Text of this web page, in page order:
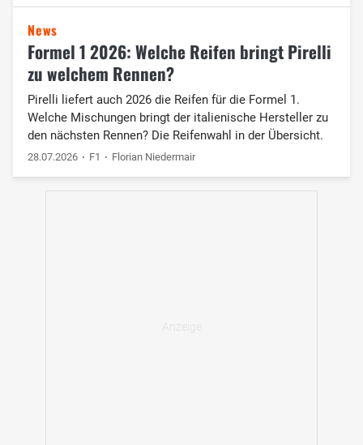
News
Formel 1 2026: Welche Reifen bringt Pirelli
zu welchem Rennen?
Pirelli liefert auch 2026 die Reifen für die Formel 1.
Welche Mischungen bringt der italienische Hersteller zu
den nächsten Rennen? Die Reifenwahl in der Übersicht.
28.07.2026 F1 Florian Niedermair